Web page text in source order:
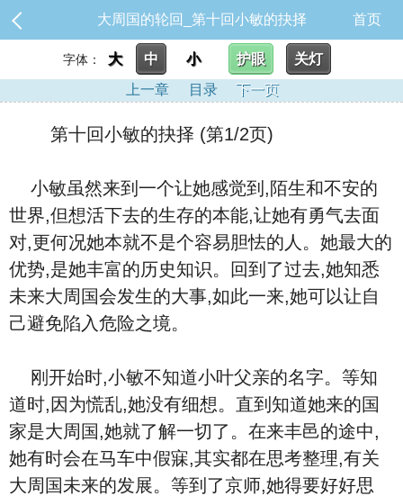
大周国的轮回_第十回小敏的抉择 首页
字体： 大 中 小 护眼
关灯
上一章
目录 下一页
第十回小敏的抉择 (第1/2页)
小敏虽然来到一个让她感觉到,陌生和不安的
世界,但想活下去的生存的本能,让她有勇气去面
对,更何况她本就不是个容易胆怯的人。她最大的
优势,是她丰富的历史知识。回到了过去,她知悉
未来大周国会发生的大事,如此一来,她可以让自
己避免陷入危险之境。
刚开始时,小敏不知道小叶父亲的名字。等知
道时,因为慌乱,她没有细想。直到知道她来的国
家是大周国,她就了解一切了。在来丰邑的途中,
她有时会在马车中假寐,其实都在思考整理,有关
大周国未来的发展。等到了京师,她得要好好思